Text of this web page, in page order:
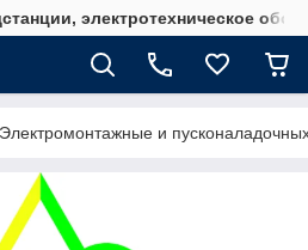
электротехническое
Электромонтажные и